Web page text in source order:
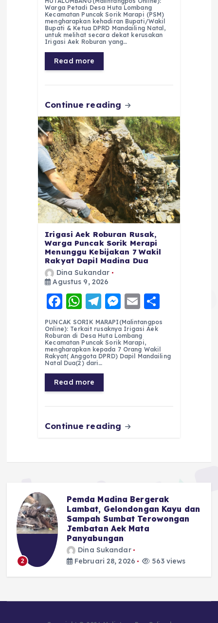
c
e
b
o
o
k
a
ts
A
p
p
e
g
r
a
m
ss
e
n
ai
l
a
re
Warga Petadi Desa Huta Lombang
Kecamatan Puncak Sorik Marapi (PSM)
mengharapkan kehadiran Bupati/Wakil
Bupati & Ketua DPRD Mandailing Natal,
untuk melihat secara dekat kerusakan
Irigasi Aek Roburan yang…
Read more
Continue reading
Irigasi Aek Roburan Rusak,
Warga Puncak Sorik Merapi
Menunggu Kebijakan 7 Wakil
Rakyat Dapil Madina Dua
Dina Sukandar
Agustus 9, 2026
F
a
c
e
b
o
o
k
W
h
a
ts
A
p
p
T
el
e
g
r
a
m
M
e
ss
e
n
E
m
ai
l
h
re
PUNCAK SORIK MARAPI(Malintangpos
Online): Terkait rusaknya Irigasi Aek
Roburan di Desa Huta Lombang
Kecamatan Puncak Sorik Marapi,
mengharapkan kepada 7 Orang Wakil
Rakyat( Anggota DPRD) Dapil Mandailing
Natal Dua(2) dari…
Read more
Continue reading
2
Pemda Madina Bergerak
Lambat, Gelondongan Kayu dan
Sampah Sumbat Terowongan
Jembatan Aek Mata
Panyabungan
Dina Sukandar
Februari 28, 2026
563 views